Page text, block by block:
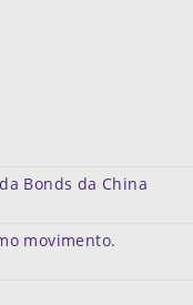
Bonds da China
movimento.